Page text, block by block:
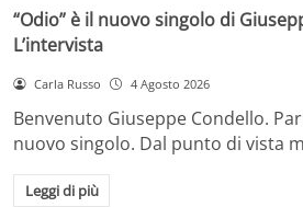
“Odio” è il nuovo singolo di
L’intervista
Carla Russo 4 Agosto 2026
Benvenuto Giuseppe Condello.
nuovo singolo. Dal punto di vista
Leggi di più